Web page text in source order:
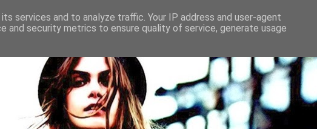
services and to analyze traffic. Your IP address and user-agent
and security metrics to ensure quality of service, generate usage